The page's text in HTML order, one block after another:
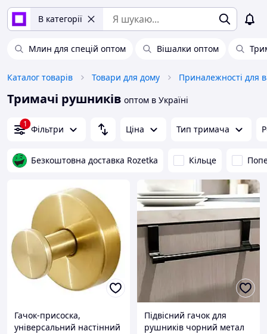
В категорії
Млин для спецій оптом Вішалки оптом
Каталог товарів Товари для дому
Тримачі рушників оптом в Україні
1 Фільтри Ціна Тип тримача
Безкоштовна доставка Rozetka Кільце
Гачок-присоска,
універсальний настінний
Підвісний гачок для
рушників чорний метал